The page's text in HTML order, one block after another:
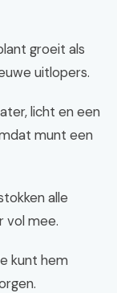
groeit als
uitlopers.
licht en een
munt een
alle
vol mee.
kunt hem